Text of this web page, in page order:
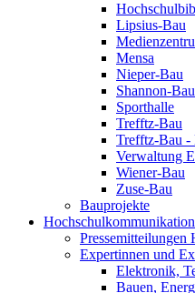
Lipsius-Bau
Mensa
Nieper-Bau
Shannon-Bau
Sporthalle
Trefftz-Bau
Trefftz-Bau -
Verwaltung
Wiener-Bau
Zuse-Bau
Bauprojekte
Expertinnen und
Elektronik,
Bauen,